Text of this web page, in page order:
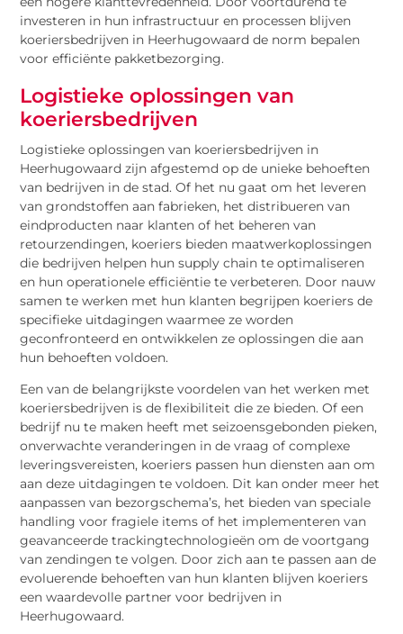
investeren in hun infrastructuur en processen blijven
koeriersbedrijven in Heerhugowaard de norm bepalen
voor efficiënte pakketbezorging.
Logistieke oplossingen van
koeriersbedrijven
Logistieke oplossingen van koeriersbedrijven in
Heerhugowaard zijn afgestemd op de unieke behoeften
van bedrijven in de stad. Of het nu gaat om het leveren
van grondstoffen aan fabrieken, het distribueren van
eindproducten naar klanten of het beheren van
retourzendingen, koeriers bieden maatwerkoplossingen
die bedrijven helpen hun supply chain te optimaliseren
en hun operationele efficiëntie te verbeteren. Door nauw
samen te werken met hun klanten begrijpen koeriers de
specifieke uitdagingen waarmee ze worden
geconfronteerd en ontwikkelen ze oplossingen die aan
hun behoeften voldoen.
Een van de belangrijkste voordelen van het werken met
koeriersbedrijven is de flexibiliteit die ze bieden. Of een
bedrijf nu te maken heeft met seizoensgebonden pieken,
onverwachte veranderingen in de vraag of complexe
leveringsvereisten, koeriers passen hun diensten aan om
aan deze uitdagingen te voldoen. Dit kan onder meer het
aanpassen van bezorgschema’s, het bieden van speciale
handling voor fragiele items of het implementeren van
geavanceerde trackingtechnologieën om de voortgang
van zendingen te volgen. Door zich aan te passen aan de
evoluerende behoeften van hun klanten blijven koeriers
een waardevolle partner voor bedrijven in
Heerhugowaard.